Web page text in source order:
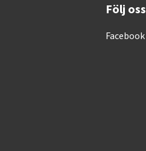
Följ oss
Facebook